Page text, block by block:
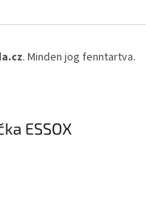
. Minden jog fenntartva.
ESSOX